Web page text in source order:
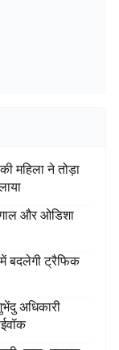
महिला ने तोड़ा
और ओडिशा
बदलेगी ट्रैफिक
अधिकारी